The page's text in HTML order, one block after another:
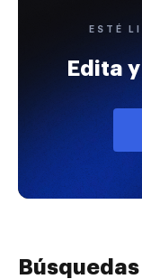
ESTÉ
Edita